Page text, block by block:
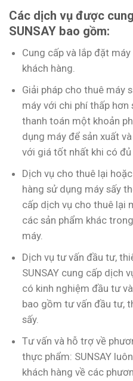
Các dịch vụ được
SUNSAY bao gồm:
Cung cấp và lắp đặt
khách hàng.
Giải pháp cho thuê máy
máy với chi phí thấp hơn
thanh toán một khoản
dụng máy để sản xuất
với giá tốt nhất khi có đủ
Dịch vụ cho thuê lại
hàng sử dụng máy sấy
cấp dịch vụ cho thuê lại
các sản phẩm khác
máy.
Dịch vụ tư vấn đầu tư,
SUNSAY cung cấp dịch
có kinh nghiệm đầu tư
bao gồm tư vấn đầu tư,
sấy.
Tư vấn và hỗ trợ về
thực phẩm: SUNSAY
khách hàng về các